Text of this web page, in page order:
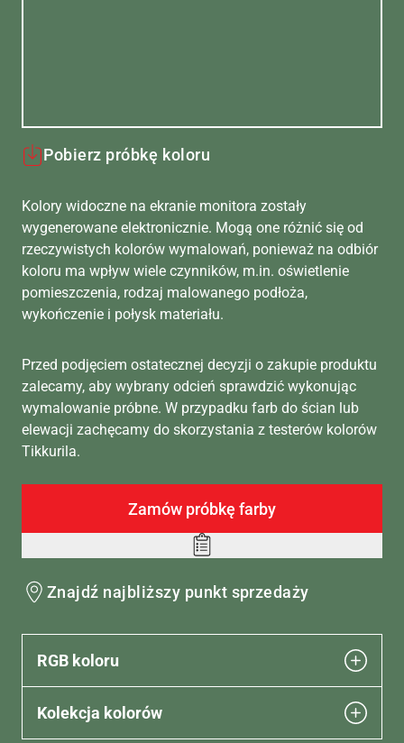
Pobierz próbkę koloru
Kolory widoczne na ekranie monitora zostały
wygenerowane elektronicznie. Mogą one różnić się od
rzeczywistych kolorów wymalowań, ponieważ na odbiór
koloru ma wpływ wiele czynników, m.in. oświetlenie
pomieszczenia, rodzaj malowanego podłoża,
wykończenie i połysk materiału.
Przed podjęciem ostatecznej decyzji o zakupie produktu
zalecamy, aby wybrany odcień sprawdzić wykonując
wymalowanie próbne. W przypadku farb do ścian lub
elewacji zachęcamy do skorzystania z testerów kolorów
Tikkurila.
Zamów próbkę farby
Add
wishlist
Znajdź najbliższy punkt sprzedaży
RGB koloru
Kolekcja kolorów